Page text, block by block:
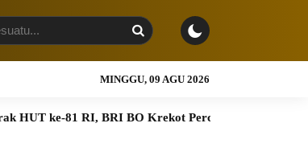
MINGGU, 09 AGU 2026
RI, BRI BO Krekot Percantik Kantor dengan